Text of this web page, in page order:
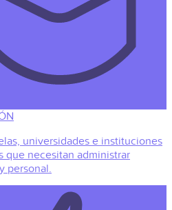
universidades e instituciones
que necesitan administrar
personal.